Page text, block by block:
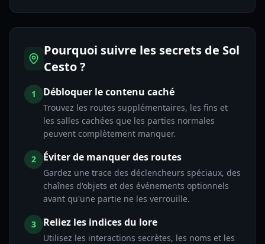
Pourquoi suivre les secrets de Sol
Cesto ?
1 Débloquer le contenu caché
Trouvez les routes supplémentaires, les fins et
les salles cachées que les parties normales
peuvent complètement manquer.
2 Éviter de manquer des routes
Gardez une trace des déclencheurs spéciaux, des
chaînes d'objets et des événements optionnels
avant qu'une partie ne les verrouille.
3 Reliez les indices du lore
Utilisez les interactions secrètes, les noms et les